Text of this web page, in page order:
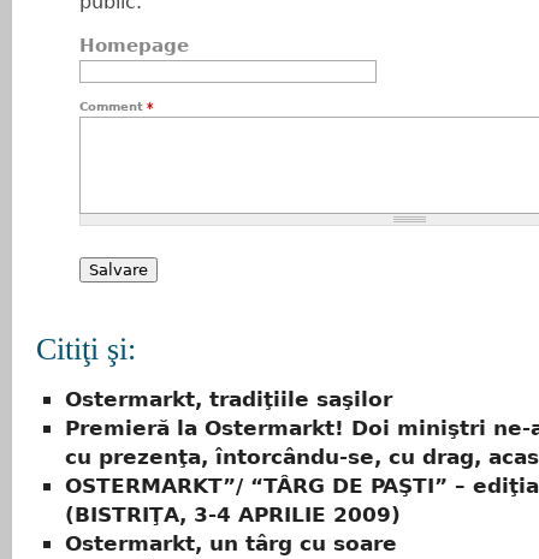
Homepage
Comment *
Citiţi şi:
Ostermarkt, tradiţiile saşilor
Premieră la Ostermarkt! Doi miniştri ne-
cu prezenţa, întorcându-se, cu drag,
OSTERMARKT”/ “TÂRG DE PAŞTI” –
(BISTRIŢA, 3-4 APRILIE 2009)
Ostermarkt, un târg cu soare